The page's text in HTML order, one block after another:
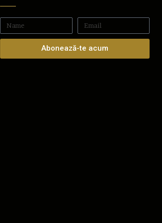
Abonează-te acum